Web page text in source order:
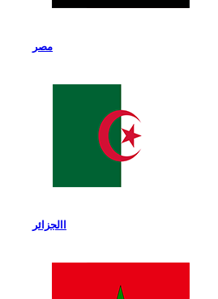
مصر
االجزائر